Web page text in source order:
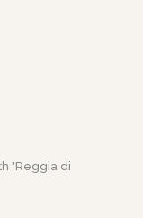
"Reggia di